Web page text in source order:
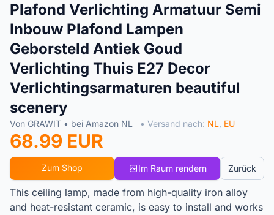
Plafond Verlichting Armatuur Semi
Inbouw Plafond Lampen
Geborsteld Antiek Goud
Verlichting Thuis E27 Decor
Verlichtingsarmaturen beautiful
scenery
Von GRAWIT • bei Amazon NL • Versand nach: NL EU
68.99 EUR
Zum Shop Im Raum rendern Zurück
This ceiling lamp, made from high-quality iron alloy
and heat-resistant ceramic, is easy to install and works